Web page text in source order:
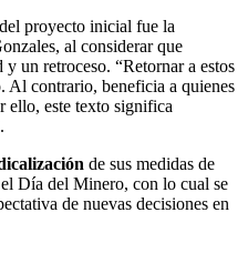
proyecto inicial fue la
al considerar que
un retroceso. “Retornar a estos
Al contrario, beneficia a quienes
ello, este texto significa
de sus medidas de
Día del Minero, con lo cual se
de nuevas decisiones en